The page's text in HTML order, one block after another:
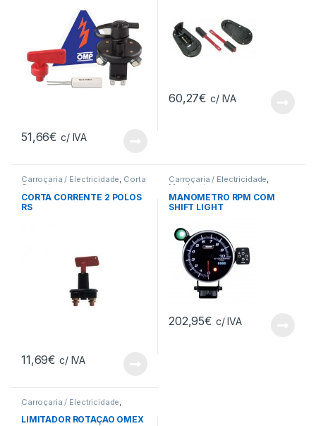
51,66€ c/ IVA
60,27€ c/ IVA
Carroçaria / Electricidade, Corta
Corrente
CORTA CORRENTE 2 POLOS
RS
11,69€ c/ IVA
Carroçaria / Electricidade,
Manómetros
MANOMETRO RPM COM
SHIFT LIGHT
202,95€ c/ IVA
Carroçaria / Electricidade
Indicadores
LIMITADOR ROTAÇAO OMEX